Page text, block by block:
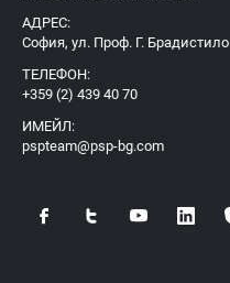
АДРЕС:
София, ул. Проф. Г.
ТЕЛЕФОН:
+359 (2) 439 40 70
ИМЕЙЛ:
pspteam@psp-bg.com